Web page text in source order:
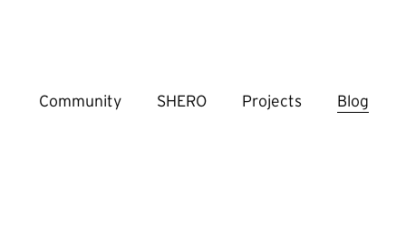
Community SHERO Projects Blog